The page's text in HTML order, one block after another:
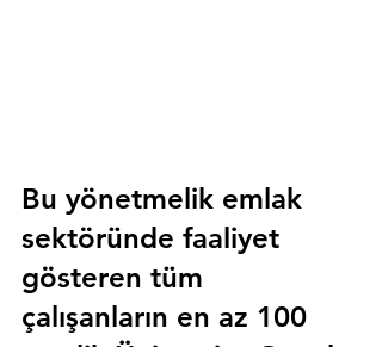
Bu yönetmelik emlak
sektöründe faaliyet
gösteren tüm
çalışanların en az 100